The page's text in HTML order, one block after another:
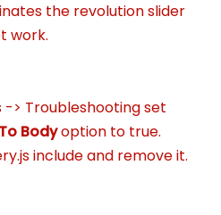
the revolution slider
work.
-> Troubleshooting set
Bodyoption to true.
include and remove it.